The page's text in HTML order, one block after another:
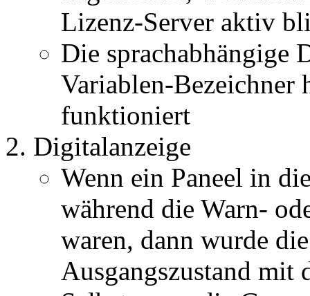
Lizenz-Server aktiv
Die sprachabhängige
Variablen-Bezeichner
funktioniert
Digitalanzeige
Wenn ein Paneel in
während die Warn-
waren, dann wurde
Ausgangszustand mit